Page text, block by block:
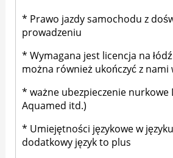
* Prawo jazdy samochodu z
prowadzeniu
* Wymagana jest licencja na łódź
można również ukończyć z nami
* ważne ubezpieczenie nurkowe
Aquamed itd.)
* Umiejętności językowe w
dodatkowy język to plus